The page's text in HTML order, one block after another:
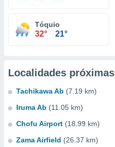
Tóquio
32° 21°
Localidades próximas
Tachikawa Ab (7.19 km)
Iruma Ab (11.05 km)
Chofu Airport (18.99 km)
Zama Airfield (26.37 km)